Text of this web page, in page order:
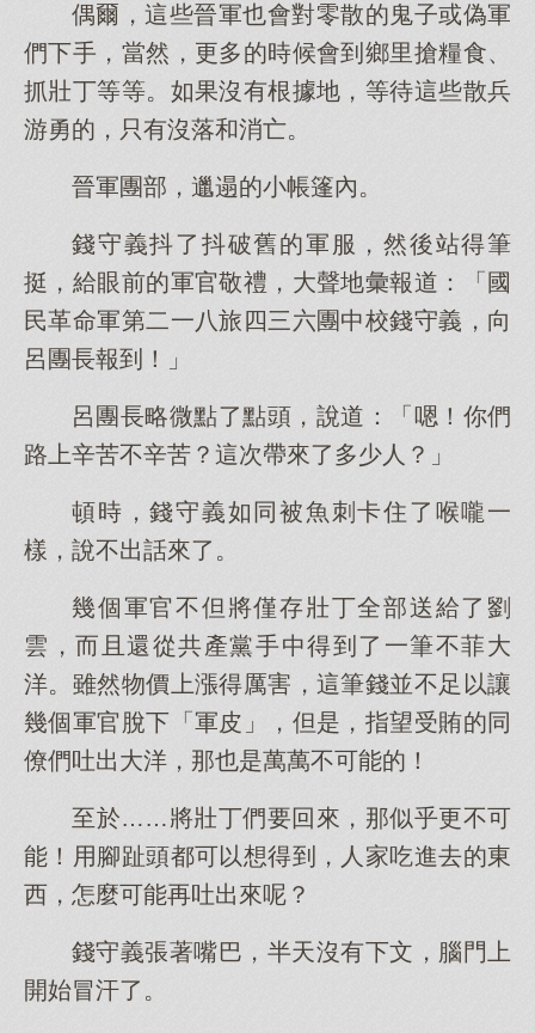
偶爾，這些晉軍也會對零散的鬼子或偽軍
們下手，當然，更多的時候會到鄉里搶糧食、
抓壯丁等等。如果沒有根據地，等待這些散兵
游勇的，只有沒落和消亡。
晉軍團部，邋遢的小帳篷內。
錢守義抖了抖破舊的軍服，然後站得筆
挺，給眼前的軍官敬禮，大聲地彙報道：「國
民革命軍第二一八旅四三六團中校錢守義，向
呂團長報到！」
呂團長略微點了點頭，說道：「嗯！你們
路上辛苦不辛苦？這次帶來了多少人？」
頓時，錢守義如同被魚刺卡住了喉嚨一
樣，說不出話來了。
幾個軍官不但將僅存壯丁全部送給了劉
雲，而且還從共產黨手中得到了一筆不菲大
洋。雖然物價上漲得厲害，這筆錢並不足以讓
幾個軍官脫下「軍皮」，但是，指望受賄的同
僚們吐出大洋，那也是萬萬不可能的！
至於……將壯丁們要回來，那似乎更不可
能！用腳趾頭都可以想得到，人家吃進去的東
西，怎麼可能再吐出來呢？
錢守義張著嘴巴，半天沒有下文，腦門上
開始冒汗了。